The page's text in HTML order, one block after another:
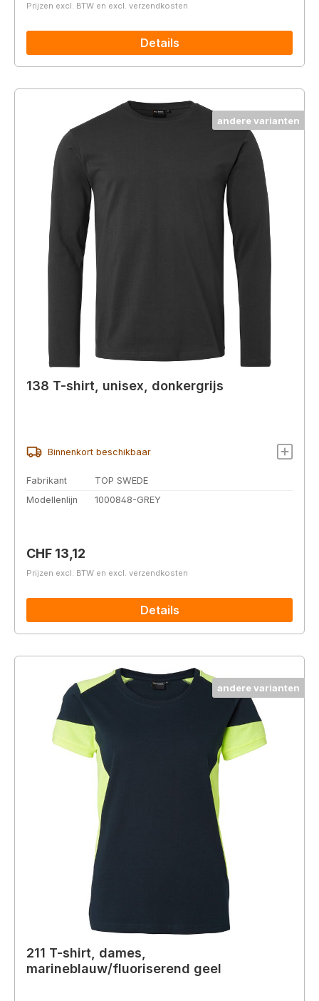
Prijzen excl. BTW en excl. verzendkosten
Details
andere varianten
138 T-shirt, unisex, donkergrijs
Binnenkort beschikbaar
Fabrikant
TOP SWEDE
Modellenlijn
1000848-GREY
Normale prijs:
CHF 13,12
Prijzen excl. BTW en excl. verzendkosten
Details
andere varianten
211 T-shirt, dames,
marineblauw/fluoriserend geel